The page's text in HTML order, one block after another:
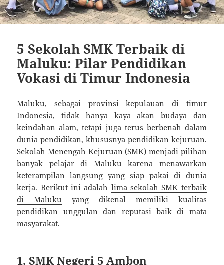
5 Sekolah SMK Terbaik di
Maluku: Pilar Pendidikan
Vokasi di Timur Indonesia
Maluku, sebagai provinsi kepulauan di timur
Indonesia, tidak hanya kaya akan budaya dan
keindahan alam, tetapi juga terus berbenah dalam
dunia pendidikan, khususnya pendidikan kejuruan.
Sekolah Menengah Kejuruan (SMK) menjadi pilihan
banyak pelajar di Maluku karena menawarkan
keterampilan langsung yang siap pakai di dunia
kerja. Berikut ini adalah lima sekolah SMK terbaik
di Maluku yang dikenal memiliki kualitas
pendidikan unggulan dan reputasi baik di mata
masyarakat.
1. SMK Negeri 5 Ambon